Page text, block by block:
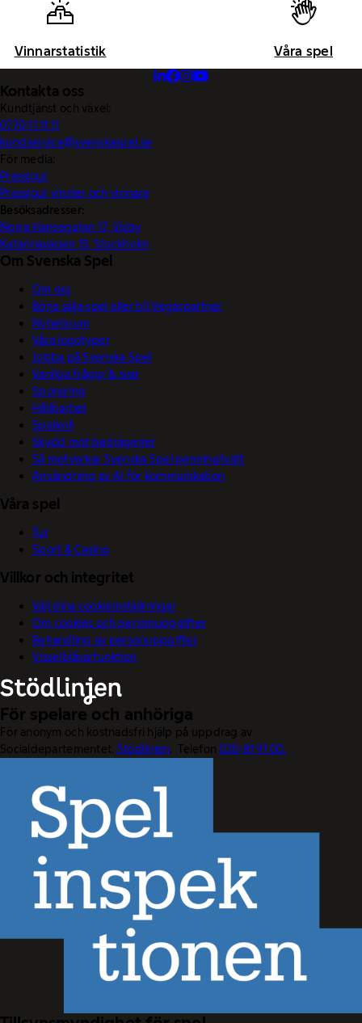
Vinnarstatistik Våra spel
Kontakta oss
Kundtjänst och växel:
0770-11 11 11
kundservice@svenskaspel.se
För media:
Pressjour
Pressjour vinster och vinnare
Besöksadresser:
Norra Hansegatan 17, Visby
Katarinavägen 15, Stockholm
Om Svenska Spel
Om oss
Börja sälja spel eller bli Vegaspartner
Nyhetsrum
Våra logotyper
Jobba på Svenska Spel
Vanliga frågor & svar
Sponsring
Hållbarhet
Spelkoll
Skydd mot bedrägerier
Så motverkar Svenska Spel penningtvätt
Användning av AI för kommunikation
Våra spel
Tur
Sport & Casino
Villkor och integritet
Välj dina cookieinställningar
Om cookies och personuppgifter
Behandling av personuppgifter
Visselblåsarfunktion
För spelare och anhöriga
För anonym och kostnadsfri hjälp på uppdrag av
Socialdepartementet. Stödlinjen. Telefon020-81 91 00.